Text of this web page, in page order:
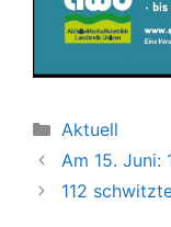
Kategorien
Aktuell
Am 15. Juni:
112